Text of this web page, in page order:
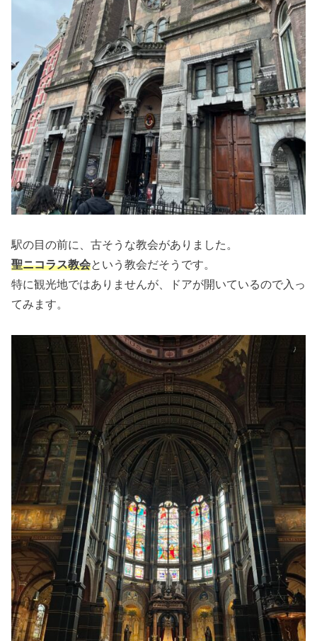
駅の目の前に、古そうな教会がありました。
聖ニコラス教会という教会だそうです。
特に観光地ではありませんが、ドアが開いているので入っ
てみます。